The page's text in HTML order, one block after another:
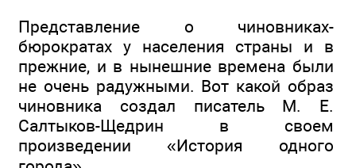
Представление о чиновниках-
бюрократах у населения страны и в
прежние, и в нынешние времена были
не очень радужными. Вот какой образ
чиновника создал писатель М. Е.
Салтыков-Щедрин в своем
произведении «История одного